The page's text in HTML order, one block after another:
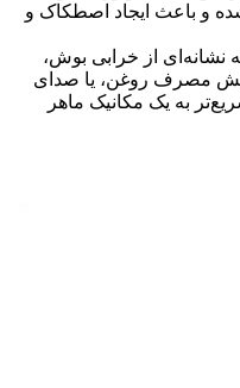
و باعث ایجاد اصطکاک و
از خرابی بوش،
مصرف روغن، یا صدای
به یک مکانیک ماهر